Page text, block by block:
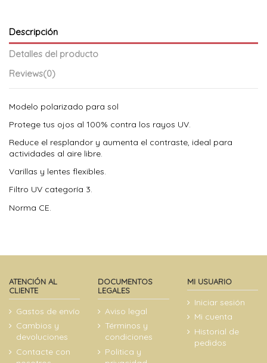
Descripción
Detalles del producto
Reviews(0)
Modelo polarizado para sol
Protege tus ojos al 100% contra los rayos UV.
Reduce el resplandor y aumenta el contraste, ideal para
actividades al aire libre.
Varillas y lentes flexibles.
Filtro UV categoría 3.
Norma CE.
ATENCIÓN AL
CLIENTE
Gastos de envío
Cambios y
devoluciones
Contacte con
DOCUMENTOS
LEGALES
Aviso legal
Términos y
condiciones
Politica y
MI USUARIO
Iniciar sesión
Mi cuenta
Historial de
pedidos